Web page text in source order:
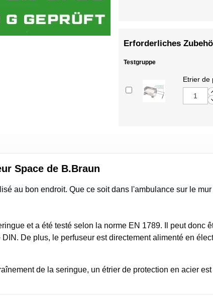
Erforderliches
Testgruppe
Etrier de
Space de B.Braun
au bon endroit. Que ce soit dans l'ambulance sur le
et a été testé selon la norme EN 1789. Il peut donc
De plus, le perfuseur est directement alimenté en
de la seringue, un étrier de protection en acier